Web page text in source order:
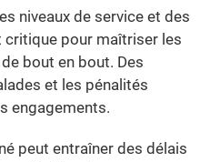
niveaux de service et des
critique pour maîtriser les
bout en bout. Des
et les pénalités
engagements.
peut entraîner des délais